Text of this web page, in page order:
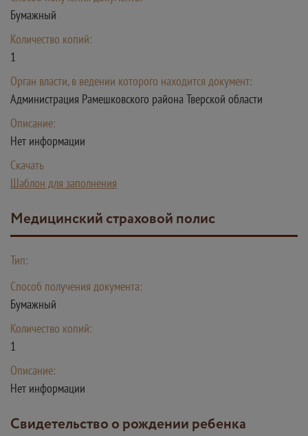
Бумажный
Количество копий:
1
Орган власти, в ведении которого находится документ:
Администрация Рамешковского района Тверской области
Описание:
Нет информации
Скачать
Шаблон для заполнения
Медицинский страховой полис
Тип:
Способ получения документа:
Бумажный
Количество копий:
1
Описание:
Нет информации
Свидетельство о рождении ребенка